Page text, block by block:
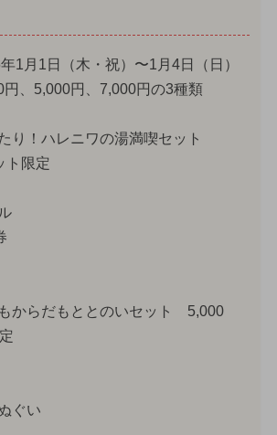
1月1日（木・祝）〜1月4日（日）
円、5,000円、7,000円の3種類
り！ハレニワの湯満喫セット
ト限定
もからだもととのいセット 5,000
ぐい